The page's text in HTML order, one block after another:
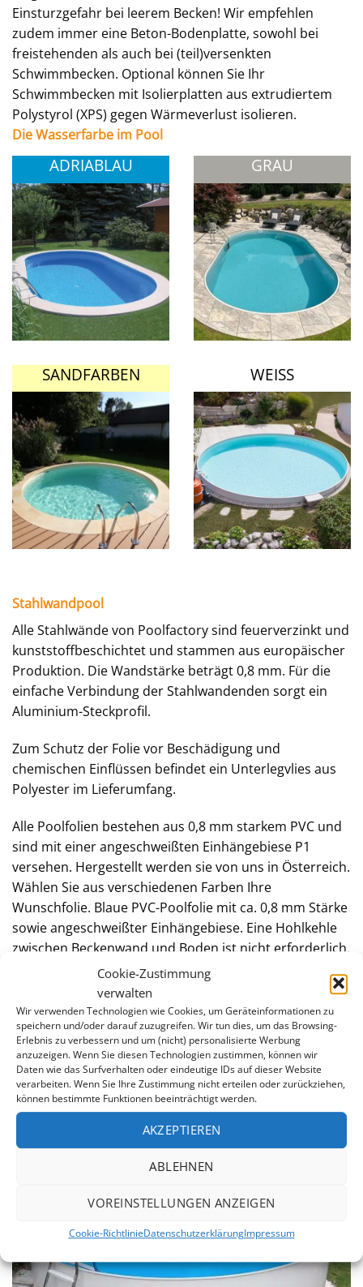
Cookie-Zustimmung
verwalten
Wir verwenden Technologien wie Cookies, um Geräteinformationen zu
speichern und/oder darauf zuzugreifen. Wir tun dies, um das Browsing-
Erlebnis zu verbessern und um (nicht) personalisierte Werbung
anzuzeigen. Wenn Sie diesen Technologien zustimmen, können wir
Daten wie das Surfverhalten oder eindeutige IDs auf dieser Website
verarbeiten. Wenn Sie Ihre Zustimmung nicht erteilen oder zurückziehen,
können bestimmte Funktionen beeinträchtigt werden.
AKZEPTIEREN
ABLEHNEN
VOREINSTELLUNGEN ANZEIGEN
Cookie-RichtlinieDatenschutzerklärungImpressum
Einsturzgefahr bei leerem Becken! Wir empfehlen
zudem immer eine Beton-Bodenplatte, sowohl bei
freistehenden als auch bei (teil)versenkten
Schwimmbecken. Optional können Sie Ihr
Schwimmbecken mit Isolierplatten aus extrudiertem
Polystyrol (XPS) gegen Wärmeverlust isolieren.
Die Wasserfarbe im Pool
ADRIABLAU GRAU
SANDFARBEN WEISS
Stahlwandpool
Alle Stahlwände von Poolfactory sind feuerverzinkt und
kunststoffbeschichtet und stammen aus europäischer
Produktion. Die Wandstärke beträgt 0,8 mm. Für die
einfache Verbindung der Stahlwandenden sorgt ein
Aluminium-Steckprofil.
Zum Schutz der Folie vor Beschädigung und
chemischen Einflüssen befindet ein Unterlegvlies aus
Polyester im Lieferumfang.
Alle Poolfolien bestehen aus 0,8 mm starkem PVC und
sind mit einer angeschweißten Einhängebiese P1
versehen. Hergestellt werden sie von uns in Österreich.
Wählen Sie aus verschiedenen Farben Ihre
Wunschfolie. Blaue PVC-Poolfolie mit ca. 0,8 mm Stärke
sowie angeschweißter Einhängebiese. Eine Hohlkehle
zwischen Beckenwand und Boden ist nicht erforderlich.
Handlauf- und Bodenschienen bestehen aus weißem
Kunststoff. Die ca. 1 Meter langen Segmente werden
mit Zapfen zusammengesteckt. Damit wird die Folie
dauerhaft an der Stahlwandoberkante fixiert.